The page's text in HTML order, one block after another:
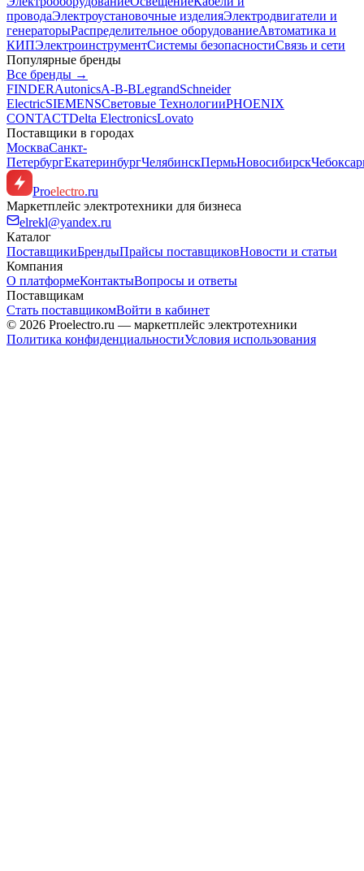
проводаЭлектроустановочные изделияЭлектродвигатели и
генераторыРаспределительное оборудованиеАвтоматика и
КИПЭлектроинструментСистемы безопасностиСвязь и сети
Популярные бренды
Все бренды →
FINDERAutonicsA-B-BLegrandSchneider
ElectricSIEMENSСветовые ТехнологииPHOENIX
CONTACTDelta ElectronicsLovato
Поставщики в городах
МоскваСанкт-
ПетербургЕкатеринбургЧелябинскПермьНовосибирск
Proelectro.ru
Маркетплейс электротехники для бизнеса
elrekl@yandex.ru
Каталог
ПоставщикиБрендыПрайсы поставщиковНовости и статьи
Компания
О платформеКонтактыВопросы и ответы
Поставщикам
Стать поставщикомВойти в кабинет
© 2026 Proelectro.ru — маркетплейс электротехники
Политика конфиденциальностиУсловия использования